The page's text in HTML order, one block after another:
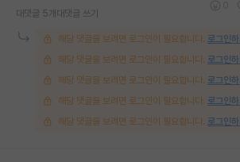
대댓글 5개 대댓글 쓰기
해당 댓글을 보려면 로그인이 필요합니다. 로그인하
해당 댓글을 보려면 로그인이 필요합니다. 로그인하
해당 댓글을 보려면 로그인이 필요합니다. 로그인하
해당 댓글을 보려면 로그인이 필요합니다. 로그인하
해당 댓글을 보려면 로그인이 필요합니다. 로그인하